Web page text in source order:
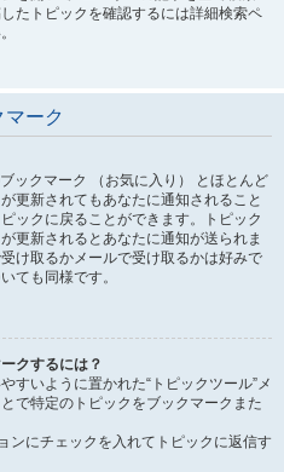
たトピックを確認するには詳細検索ペ
マーク
ックマーク （お気に入り） とほとんど
更新されてもあなたに通知されること
ックに戻ることができます。トピック
更新されるとあなたに通知が送られま
け取るかメールで受け取るかは好みで
ても同様です。
クするには？
すいように置かれた“トピックツール”メ
で特定のトピックをブックマークまた
ンにチェックを入れてトピックに返信す